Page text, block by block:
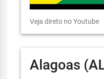
Veja direto no Youtube
Alagoas